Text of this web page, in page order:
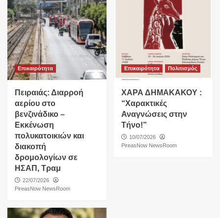
Επικαιρότητα
Πειραιάς: Διαρροή
αερίου στο
βενζινάδικο –
Εκκένωση
πολυκατοικιών και
διακοπή
δρομολογίων σε
ΗΣΑΠ, Τραμ
22/07/2026
PireasNow NewsRoom
Επικαιρότητα Πολιτισμός
ΧΑΡΑ ΔΗΜΑΚΑΚΟΥ :
“Χαρακτικές
Αναγνώσεις στην
Τήνο!”
10/07/2026
PireasNow NewsRoom